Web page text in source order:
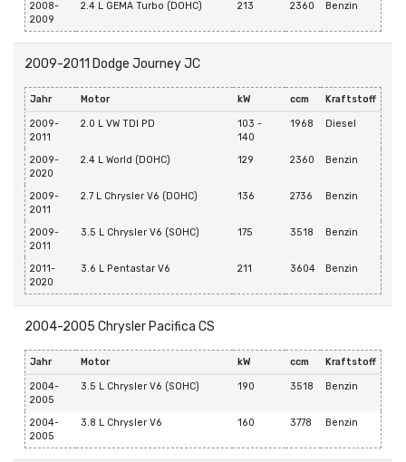
2008-
2009
2.4 L GEMA Turbo (DOHC) 213 2360 Benzin
2009-2011 Dodge Journey JC
Jahr Motor kW ccm Kraftstoff
2009-
2011
2.0 L VW TDI PD
103 -
140
1968 Diesel
2009-
2020
2.4 L World (DOHC) 129 2360 Benzin
2009-
2011
2.7 L Chrysler V6 (DOHC) 136 2736 Benzin
2009-
2011
3.5 L Chrysler V6 (SOHC) 175 3518 Benzin
2011-
2020
3.6 L Pentastar V6 211 3604 Benzin
2004-2005 Chrysler Pacifica CS
Jahr Motor kW ccm Kraftstoff
2004-
2005
3.5 L Chrysler V6 (SOHC) 190 3518 Benzin
2004-
2005
3.8 L Chrysler V6 160 3778 Benzin